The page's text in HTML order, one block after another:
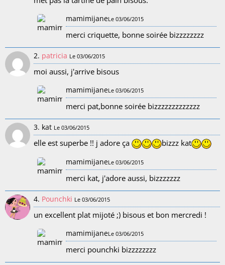
mamimijaneLe 03/06/2015
merci criquette, bonne soirée bizzzzzzzz
2. patricia Le 03/06/2015
moi aussi, j'arrive bisous
mamimijaneLe 03/06/2015
merci pat,bonne soirée bizzzzzzzzzzzzz
3. kat Le 03/06/2015
elle est superbe !! j adore ça bizzz kat
mamimijaneLe 03/06/2015
merci kat, j'adore aussi, bizzzzzzz
4. Pounchki Le 03/06/2015
un excellent plat mijoté ;) bisous et bon mercredi !
mamimijaneLe 03/06/2015
merci pounchki bizzzzzzzz